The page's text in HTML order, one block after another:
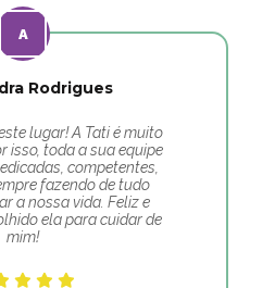
Rodrigues
lugar! A Tati é muito
isso, toda a sua equipe
competentes,
fazendo de tudo
a nossa vida. Feliz e
ela para cuidar de
mim!